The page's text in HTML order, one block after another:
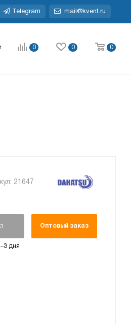
Telegram mail@kvent.ru
0 0 0
21647
дня
Оптовый заказ